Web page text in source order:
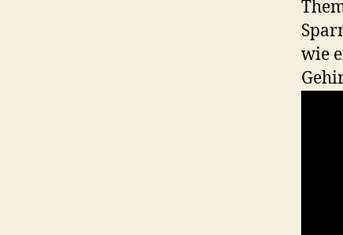
wie